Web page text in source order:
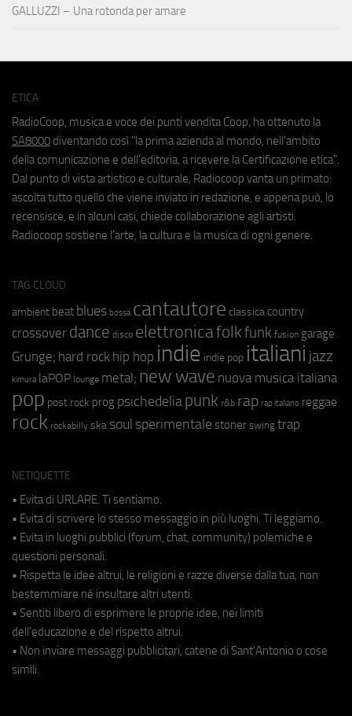
GALLUZZI – Una rotonda per amare
ETICA
RadioCoop, musica e voce dei punti vendita Coop, ha ottenuto la
SA8000 diventando così "la prima azienda al mondo, nell'ambito
della comunicazione e dell'editoria, a ricevere la Certificazione etica".
Dal punto di vista artistico e culturale, Radiocoop vanta un primato:
ascolta tutto quello che viene inviato in redazione, e appena può, lo
recensisce, e in alcuni casi, chiede collaborazione agli artisti.
Radiocoop sostiene l'arte, la cultura e la musica di ogni genere.
TAG CLOUD
ambient beat blues bossa cantautore classica country
crossover dance disco elettronicafolkfunk fusion garage
Grunge; hard rock hip hop indie indie pop italiani jazz
kimura laPOP lounge metal; new wave nuova musica italiana
pop post rock prog psichedeliapunk r&b rap rap italiano reggae
rock rockabilly ska soul sperimentale stoner swing trap
NETIQUETTE
• Evita di URLARE. Ti sentiamo.
• Evita di scrivere lo stesso messaggio in più luoghi. Ti leggiamo.
• Evita in luoghi pubblici (forum, chat, community) polemiche e
questioni personali.
• Rispetta le idee altrui, le religioni e razze diverse dalla tua, non
bestemmiare né insultare altri utenti.
• Sentiti libero di esprimere le proprie idee, nei limiti
dell'educazione e del rispetto altrui.
• Non inviare messaggi pubblicitari, catene di Sant'Antonio o cose
simili.